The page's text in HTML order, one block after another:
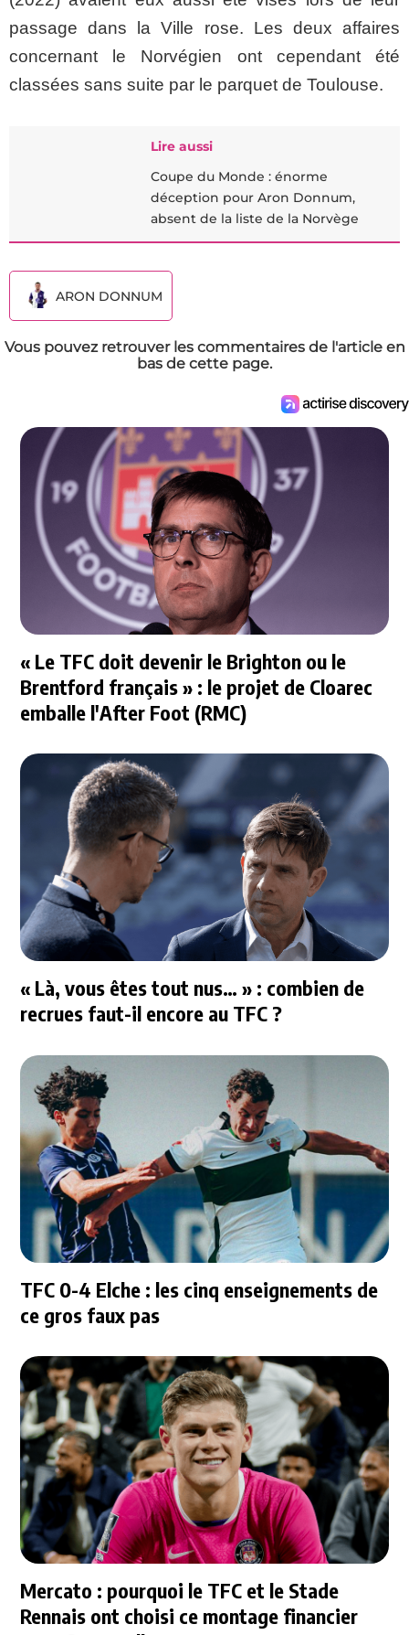
passage dans la Ville rose. Les deux affaires
concernant le Norvégien ont cependant été
classées sans suite par le parquet de Toulouse.
Lire aussi
Coupe du Monde : énorme
déception pour Aron Donnum,
absent de la liste de la Norvège
ARON DONNUM
Vous pouvez retrouver les commentaires de l'article en
bas de cette page.
« Le TFC doit devenir le Brighton ou le
Brentford français » : le projet de Cloarec
emballe l'After Foot (RMC)
« Là, vous êtes tout nus… » : combien de
recrues faut-il encore au TFC ?
TFC 0-4 Elche : les cinq enseignements de
ce gros faux pas
Mercato : pourquoi le TFC et le Stade
Rennais ont choisi ce montage financier